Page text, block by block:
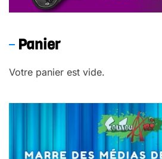
Panier
Votre panier est vide.